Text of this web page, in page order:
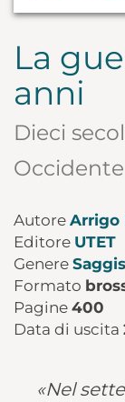
La
anni
Dieci
Occidente
Autore Arrigo
Editore UTET
Genere
Formato
Pagine 400
Data di uscita
«Nel